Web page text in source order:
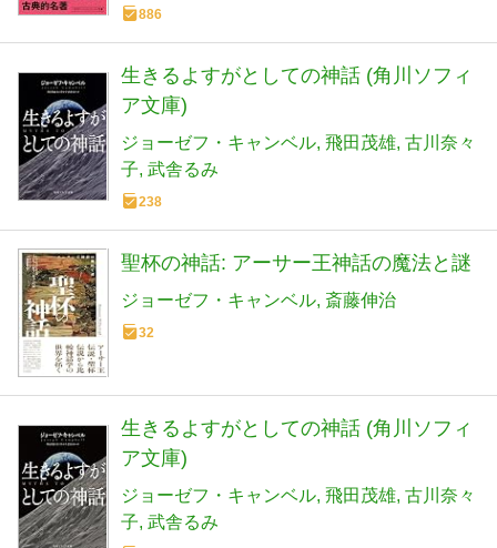
886
生きるよすがとしての神話 (角川ソフィ
ア文庫)
ジョーゼフ・キャンベル 飛田茂雄 古川奈々
子 武舎るみ
238
聖杯の神話: アーサー王神話の魔法と謎
ジョーゼフ・キャンベル 斎藤伸治
32
生きるよすがとしての神話 (角川ソフィ
ア文庫)
ジョーゼフ・キャンベル 飛田茂雄 古川奈々
子 武舎るみ